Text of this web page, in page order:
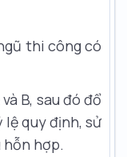
thi công có
B, sau đó đổ
quy định, sử
hỗn hợp.